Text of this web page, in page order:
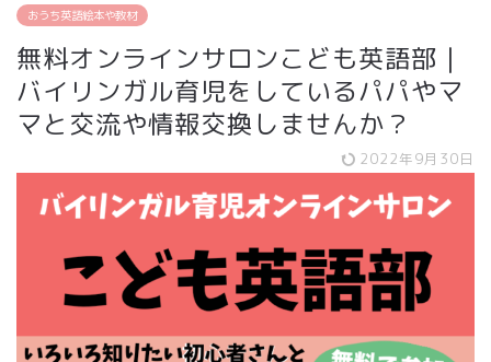
おうち英語絵本や教材
無料オンラインサロンこども英語部｜
バイリンガル育児をしているパパやマ
マと交流や情報交換しませんか？
2022年9月30日